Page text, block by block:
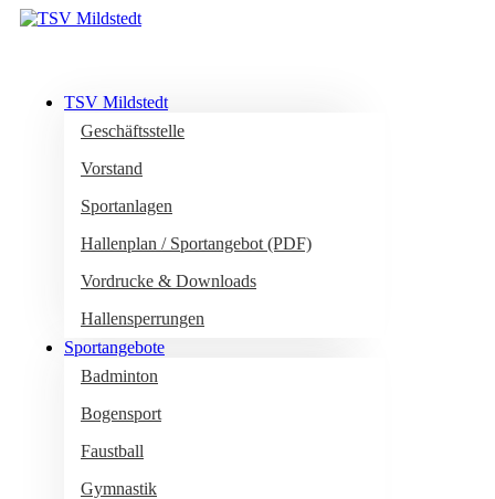
TSV Mildstedt
Geschäftsstelle
Vorstand
Sportanlagen
Hallenplan / Sportangebot (PDF)
Vordrucke & Downloads
Hallensperrungen
Sportangebote
Badminton
Bogensport
Faustball
Gymnastik